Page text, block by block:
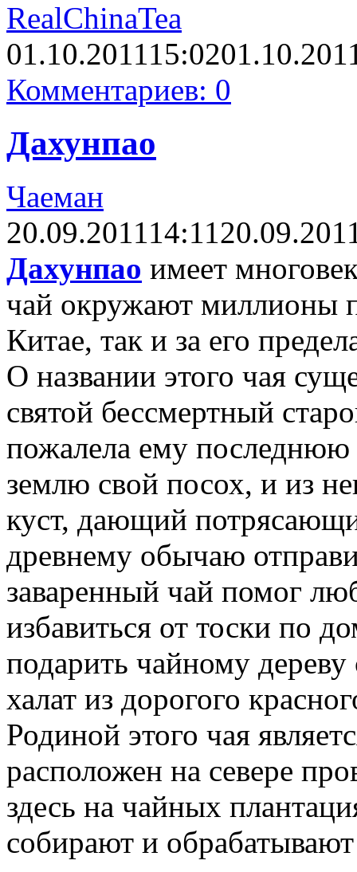
RealChinaTea
01.10.201115:02
Комментариев: 0
Дахунпао
Чаеман
20.09.201114:11
Дахунпао имеет
чай окружают миллионы
Китае, так и за его
О названии этого чая
святой бессмертный
пожалела ему
землю свой посох, и из
куст, дающий
древнему обычаю
заваренный чай помог
избавиться от тоски по
подарить чайному дереву
халат из дорогого
Родиной этого чая
расположен на севере
здесь на чайных
собирают и